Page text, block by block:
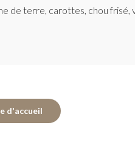
de terre, carottes, chou frisé,